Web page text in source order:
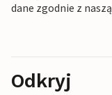
dane zgodnie z naszą
Odkryj